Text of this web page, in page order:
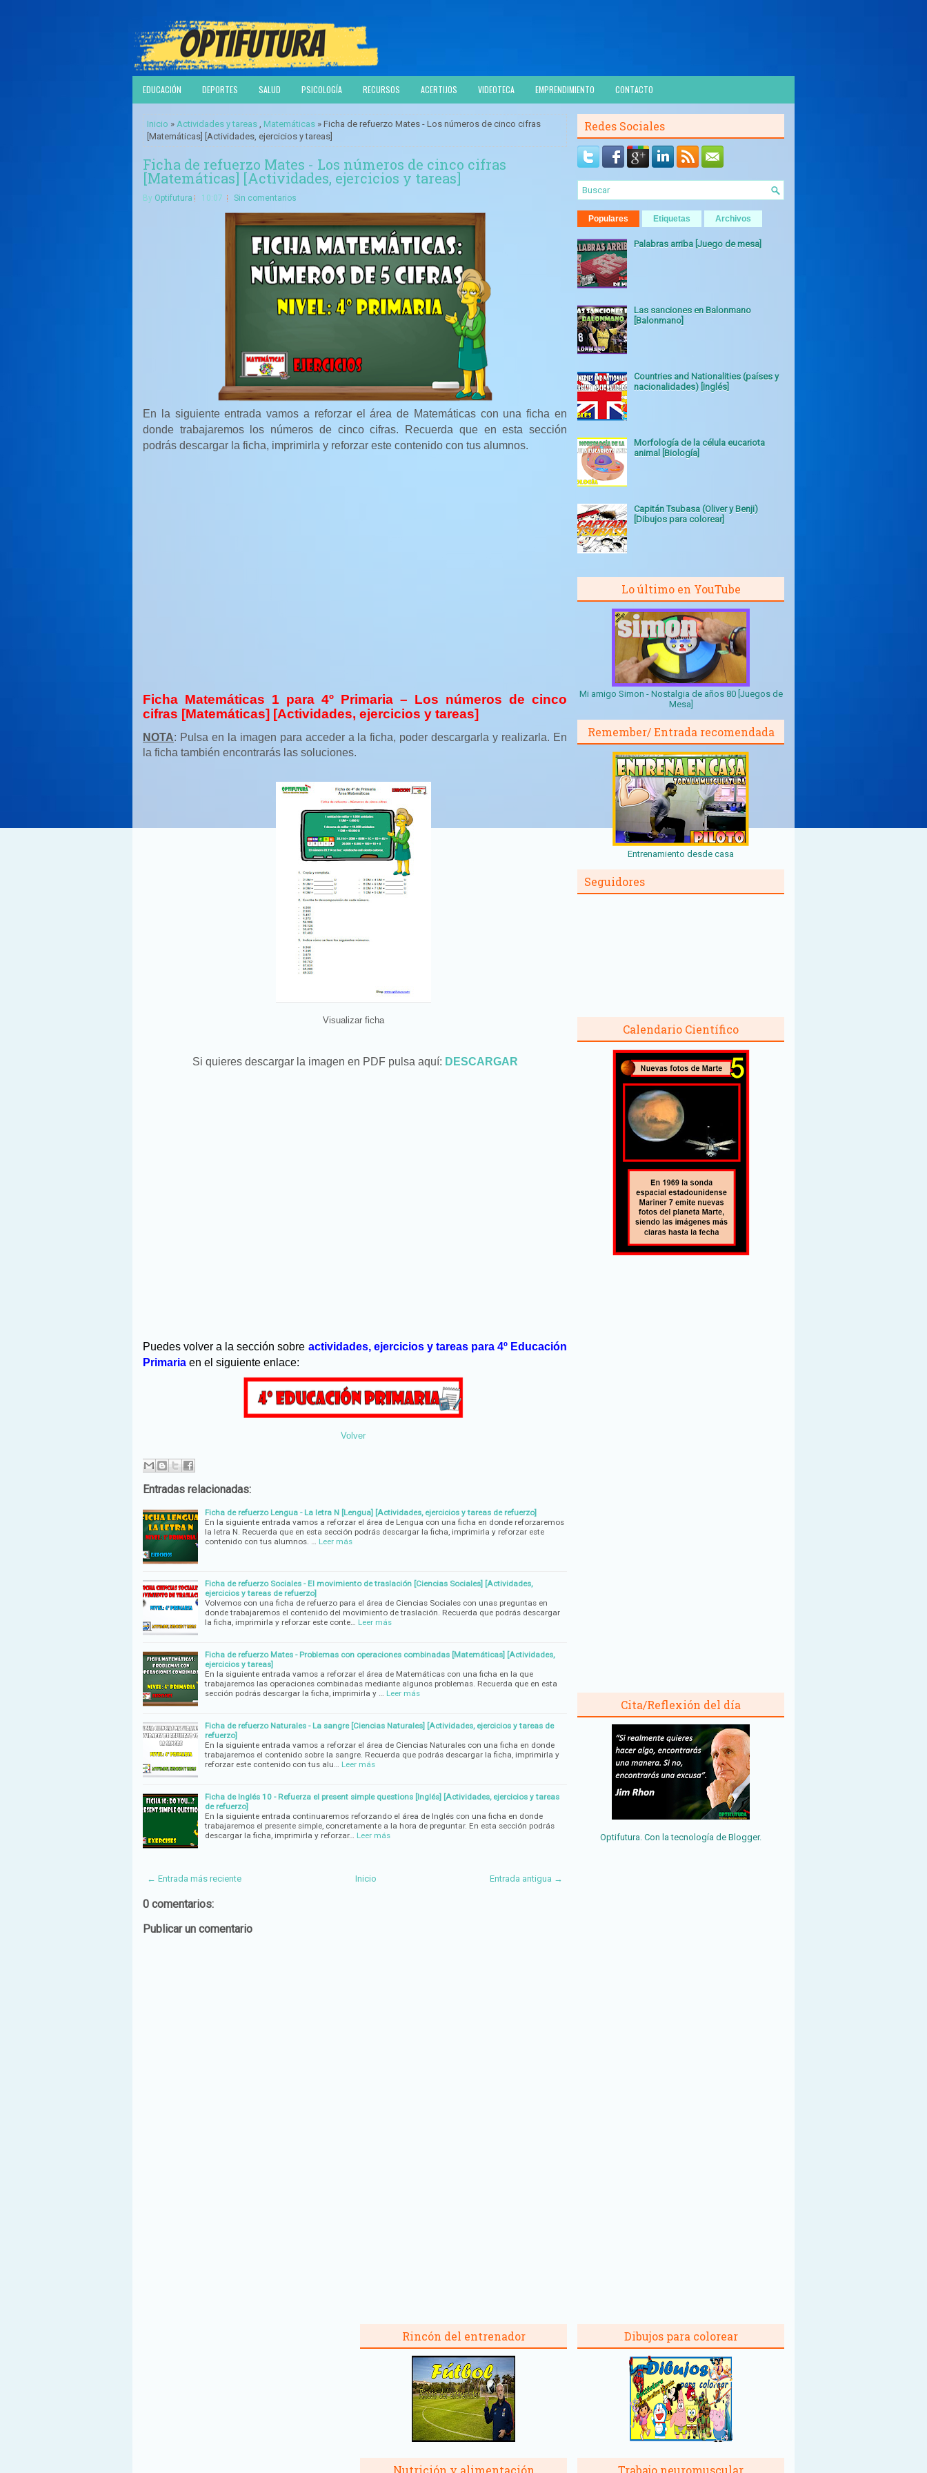
EDUCACIÓN DEPORTES SALUD PSICOLOGÍA RECURSOS ACERTIJOS VIDEOTECA EMPRENDIMIENTO CONTACTO
Inicio » Actividades y tareas , Matemáticas » Ficha de refuerzo Mates - Los números de cinco cifras
[Matemáticas] [Actividades, ejercicios y tareas]
Ficha de refuerzo Mates - Los números de cinco cifras
[Matemáticas] [Actividades, ejercicios y tareas]
By Optifutura 10:07 Sin comentarios
En la siguiente entrada vamos a reforzar el área de Matemáticas con una ficha en
donde trabajaremos los números de cinco cifras. Recuerda que en esta sección
podrás descargar la ficha, imprimirla y reforzar este contenido con tus alumnos.
Ficha Matemáticas 1 para 4º Primaria – Los números de cinco
cifras [Matemáticas] [Actividades, ejercicios y tareas]
NOTA: Pulsa en la imagen para acceder a la ficha, poder descargarla y realizarla. En
la ficha también encontrarás las soluciones.
Visualizar ficha
Si quieres descargar la imagen en PDF pulsa aquí: DESCARGAR
Puedes volver a la sección sobre actividades, ejercicios y tareas para 4º Educación
Primaria en el siguiente enlace:
Volver
Entradas relacionadas:
Ficha de refuerzo Lengua - La letra N [Lengua] [Actividades, ejercicios y tareas de refuerzo]
En la siguiente entrada vamos a reforzar el área de Lengua con una ficha en donde reforzaremos
la letra N. Recuerda que en esta sección podrás descargar la ficha, imprimirla y reforzar este
contenido con tus alumnos. …
Leer más
Ficha de refuerzo Sociales - El movimiento de traslación [Ciencias Sociales] [Actividades,
ejercicios y tareas de refuerzo]
Volvemos con una ficha de refuerzo para el área de Ciencias Sociales con unas preguntas en
donde trabajaremos el contenido del movimiento de traslación. Recuerda que podrás descargar
la ficha, imprimirla y reforzar este conte…
Leer más
Ficha de refuerzo Mates - Problemas con operaciones combinadas [Matemáticas] [Actividades,
ejercicios y tareas]
En la siguiente entrada vamos a reforzar el área de Matemáticas con una ficha en la que
trabajaremos las operaciones combinadas mediante algunos problemas. Recuerda que en esta
sección podrás descargar la ficha, imprimirla y …
Leer más
Ficha de refuerzo Naturales - La sangre [Ciencias Naturales] [Actividades, ejercicios y tareas de
refuerzo]
En la siguiente entrada vamos a reforzar el área de Ciencias Naturales con una ficha en donde
trabajaremos el contenido sobre la sangre. Recuerda que podrás descargar la ficha, imprimirla y
reforzar este contenido con tus alu…
Leer más
Ficha de Inglés 10 - Refuerza el present simple questions [Inglés] [Actividades, ejercicios y tareas
de refuerzo]
En la siguiente entrada continuaremos reforzando el área de Inglés con una ficha en donde
trabajaremos el presente simple, concretamente a la hora de preguntar. En esta sección podrás
descargar la ficha, imprimirla y reforzar…
Leer más
← Entrada más reciente Entrada antigua →
Inicio
0 comentarios:
Publicar un comentario
Redes Sociales
Populares Etiquetas Archivos
Palabras arriba [Juego de mesa]
Las sanciones en Balonmano
[Balonmano]
Countries and Nationalities (países y
nacionalidades) [Inglés]
Morfología de la célula eucariota
animal [Biología]
Capitán Tsubasa (Oliver y Benji)
[Dibujos para colorear]
Lo último en YouTube
Mi amigo Simon - Nostalgia de años 80 [Juegos de
Mesa]
Remember/ Entrada recomendada
Entrenamiento desde casa
Seguidores
Calendario Científico
Cita/Reflexión del día
Optifutura. Con la tecnología de Blogger.
Rincón del entrenador
Nutrición y alimentación
Dibujos para colorear
Trabajo neuromuscular